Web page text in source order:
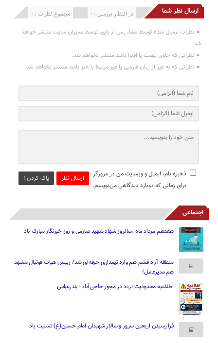
ارسال نظر شما مجموع نظرات : 0 در انتظار بررسی : 0 انتشار یافته : 0
نظرات ارسال شده توسط شما، پس از تایید توسط مدیران سایت منتشر خواهد
شد.
نظراتی که حاوی تهمت یا افترا باشد منتشر نخواهد شد.
نظراتی که به غیر از زبان فارسی یا غیر مرتبط با خبر باشد منتشر نخواهد شد.
ارسال نظر پاک کردن !
ذخیره نام، ایمیل و وبسایت من در مرورگر
برای زمانی که دوباره دیدگاهی می‌نویسم.
اجتماعی
هفدهم مرداد ماه ،سالروز شهاد شهید صارمی و روز خبرنگار مبارک باد
منطقه آزاد قشم هم وارد تیمداری حرفه‌ای شد/ رییس هیات فوتبال مشهد
هم مدیرعامل!
اطلاعیه محدودیت تردد در محور حاجی‌آباد–بندرعباس
فرا رسیدن اربعین سرور و سالار شهیدان امام حسین(ع) تسلیت باد